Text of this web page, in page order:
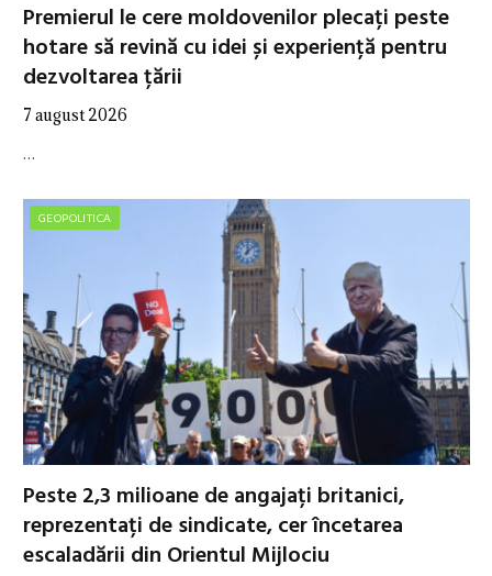
Premierul le cere moldovenilor plecați peste
hotare să revină cu idei și experiență pentru
dezvoltarea țării
7 august 2026
…
GEOPOLITICA
Peste 2,3 milioane de angajați britanici,
reprezentați de sindicate, cer încetarea
escaladării din Orientul Mijlociu